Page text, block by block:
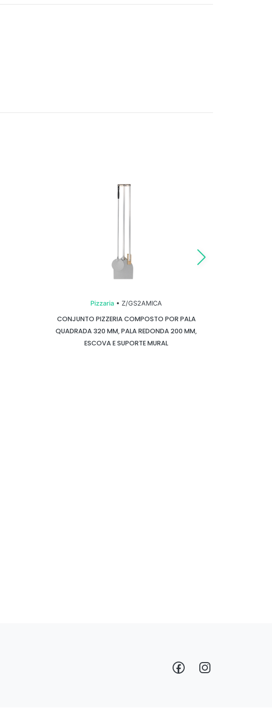
Pizzaria • Z/GS2AMICA
CONJUNTO PIZZERIA COMPOSTO POR PALA
QUADRADA 320 MM, PALA REDONDA 200 MM,
ESCOVA E SUPORTE MURAL